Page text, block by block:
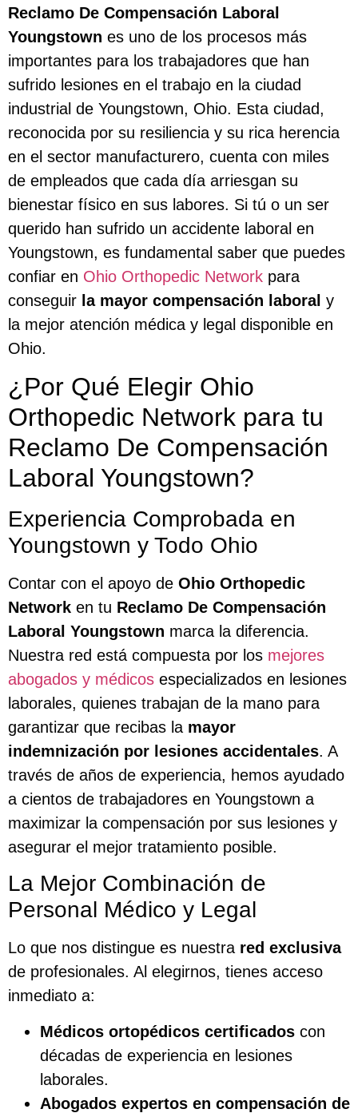
Reclamo De Compensación Laboral
Youngstown es uno de los procesos más
importantes para los trabajadores que han
sufrido lesiones en el trabajo en la ciudad
industrial de Youngstown, Ohio. Esta ciudad,
reconocida por su resiliencia y su rica herencia
en el sector manufacturero, cuenta con miles
de empleados que cada día arriesgan su
bienestar físico en sus labores. Si tú o un ser
querido han sufrido un accidente laboral en
Youngstown, es fundamental saber que puedes
confiar en Ohio Orthopedic Network para
conseguir la mayor compensación laboral y
la mejor atención médica y legal disponible en
Ohio.
¿Por Qué Elegir Ohio
Orthopedic Network para tu
Reclamo De Compensación
Laboral Youngstown?
Experiencia Comprobada en
Youngstown y Todo Ohio
Contar con el apoyo de Ohio Orthopedic
Network en tu Reclamo De Compensación
Laboral Youngstown marca la diferencia.
Nuestra red está compuesta por los mejores
abogados y médicos especializados en lesiones
laborales, quienes trabajan de la mano para
garantizar que recibas la mayor
indemnización por lesiones accidentales. A
través de años de experiencia, hemos ayudado
a cientos de trabajadores en Youngstown a
maximizar la compensación por sus lesiones y
asegurar el mejor tratamiento posible.
La Mejor Combinación de
Personal Médico y Legal
Lo que nos distingue es nuestra red exclusiva
de profesionales. Al elegirnos, tienes acceso
inmediato a:
Médicos ortopédicos certificados con
décadas de experiencia en lesiones
laborales.
Abogados expertos en compensación de